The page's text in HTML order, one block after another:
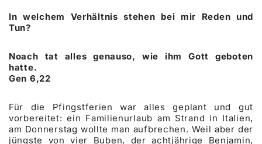
In welchem Verhältnis stehen bei mir Reden und
Tun?
Noach tat alles genauso, wie ihm Gott geboten
hatte.
Gen 6,22
Für die Pfingstferien war alles geplant und gut
vorbereitet: ein Familienurlaub am Strand in Italien,
am Donnerstag wollte man aufbrechen. Weil aber der
jüngste von vier Buben, der achtjährige Benjamin,